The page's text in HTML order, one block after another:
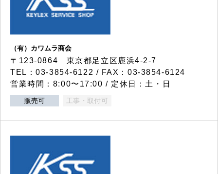
（有）カワムラ商会
〒123-0864 東京都足立区鹿浜4-2-7
TEL：03-3854-6122 / FAX：03-3854-6124
営業時間：8:00〜17:00 / 定休日：土・日
販売可 工事・取付可